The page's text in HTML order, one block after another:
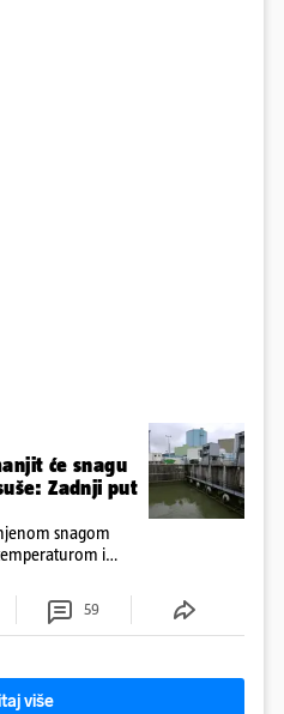
će snagu
Zadnji put
snagom
i
od 90 dana.
59
više